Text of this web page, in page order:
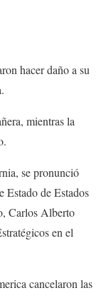
hacer daño a su
mientras la
se pronunció
Estado de Estados
Carlos Alberto
en el
cancelaron las